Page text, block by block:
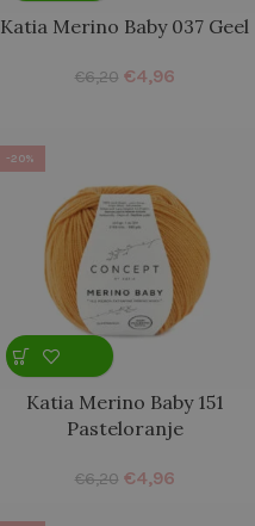
Katia Merino Baby 037 Geel
€6,20 €4,96
-20%
Katia Merino Baby 151
Pasteloranje
€6,20 €4,96